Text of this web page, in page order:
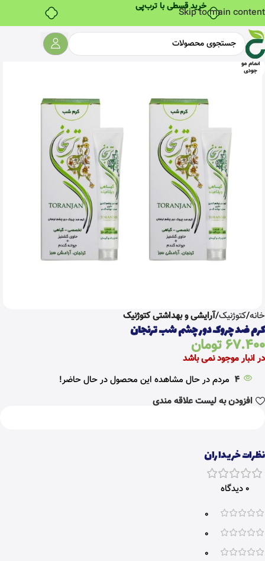
خرید قسطی با ترب‌پیSkip to main content
اتمام مو
جودی
خانه کتوژنیک آرایشی و بهداشتی کتوژنیک
کرم ضد چروک دور چشم شب ترنجان
67.400تومان
در انبار موجود نمی باشد
4 مردم در حال مشاهده این محصول در حال حاضر!
افزودن به لیست علاقه مندی
نظرات خریداران
0 دیدگاه
0
0
0